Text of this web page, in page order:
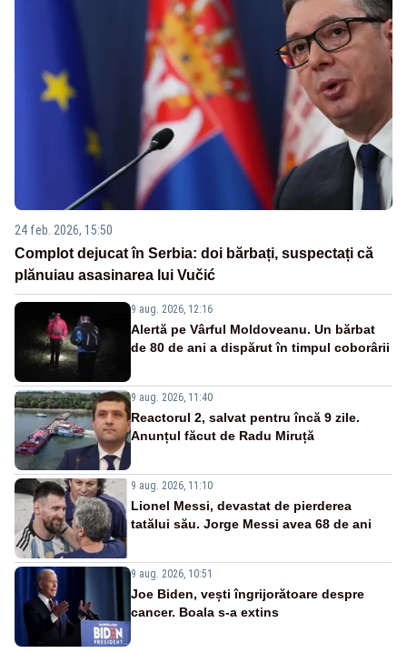
24 feb. 2026, 15:50
Complot dejucat în Serbia: doi bărbați, suspectați că
plănuiau asasinarea lui Vučić
9 aug. 2026, 12:16
Alertă pe Vârful Moldoveanu. Un bărbat
de 80 de ani a dispărut în timpul coborârii
9 aug. 2026, 11:40
Reactorul 2, salvat pentru încă 9 zile.
Anunțul făcut de Radu Miruță
9 aug. 2026, 11:10
Lionel Messi, devastat de pierderea
tatălui său. Jorge Messi avea 68 de ani
9 aug. 2026, 10:51
Joe Biden, vești îngrijorătoare despre
cancer. Boala s-a extins